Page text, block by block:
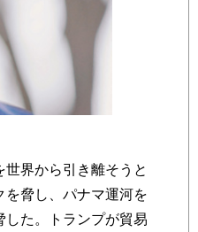
界から引き離そうと
を脅し、パナマ運河を
た。トランプが貿易